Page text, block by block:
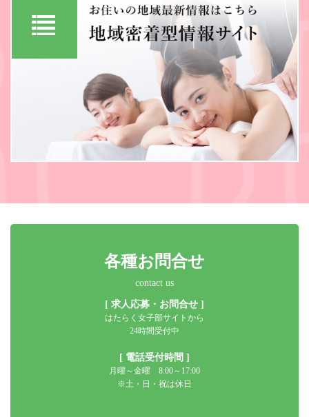
各種お問合せ
contact us
[ 求人応募・お問合せ ]
はたらく女子部サイトから
24時間受付中
[ 電話受付時間 ]
月曜～金曜 8:00～17:00
※土・日・祝は休日